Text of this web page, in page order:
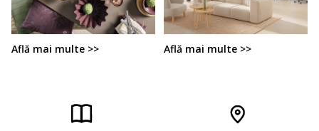
Află mai multe >> Află mai multe >>